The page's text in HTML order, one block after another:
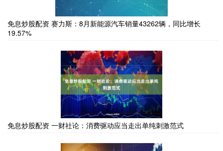
免息炒股配资 赛力斯：8月新能源汽车销量43262辆，同比增长
19.57%
免息炒股配资 一财社论：消费驱动应当走出单纯刺激范式